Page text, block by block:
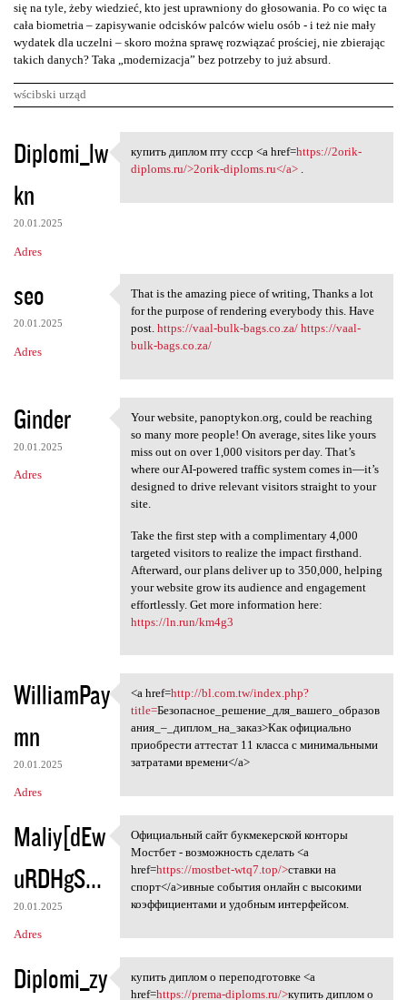
się na tyle, żeby wiedzieć, kto jest uprawniony do głosowania. Po co więc ta
cała biometria – zapisywanie odcisków palców wielu osób - i też nie mały
wydatek dla uczelni – skoro można sprawę rozwiązać prościej, nie zbierając
takich danych? Taka „modernizacja” bez potrzeby to już absurd.
wścibski urząd
K
o
m
e
n
a
r
z
Diplomi_lw
kn
20.01.2025
Adres
купить диплом пту ссср <a
купить диплом пту ссср <a href=https://2orik-
diploms.ru/>2orik-diploms.ru</a>.
seo
20.01.2025
Adres
That is the amazing piece of
That is the amazing piece of writing, Thanks a lot
for the purpose of rendering everybody this. Have
post. https://vaal-bulk-bags.co.za/ https://vaal-
bulk-bags.co.za/
Ginder
20.01.2025
Adres
Your website, panoptykon.org,
Your website, panoptykon.org, could be reaching
so many more people! On average, sites like yours
miss out on over 1,000 visitors per day. That’s
where our AI-powered traffic system comes in—it’s
designed to drive relevant visitors straight to your
site.
Take the first step with a complimentary 4,000
targeted visitors to realize the impact firsthand.
Afterward, our plans deliver up to 350,000, helping
your website grow its audience and engagement
effortlessly. Get more information here:
https://ln.run/km4g3
WilliamPay
mn
20.01.2025
Adres
<a href=http://bl.com.tw
<a href=http://bl.com.tw/index.php?
title=Безопасное_решение_для_вашего_образов
ания_–_диплом_на_заказ>Как официально
приобрести аттестат 11 класса с минимальными
затратами времени</a>
Maliy[dEw
uRDHgS...
20.01.2025
Adres
Официальный сайт букмекерской
Официальный сайт букмекерской конторы
Мостбет - возможность сделать <a
href=https://mostbet-wtq7.top/>ставки на
спорт</a>ивные события онлайн с высокими
коэффициентами и удобным интерфейсом.
Diplomi_zy купить диплом о
купить диплом о переподготовке <a
href=https://prema-diploms.ru/>купить диплом о